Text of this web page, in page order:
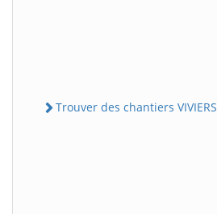
Trouver des chantiers VIVIERS